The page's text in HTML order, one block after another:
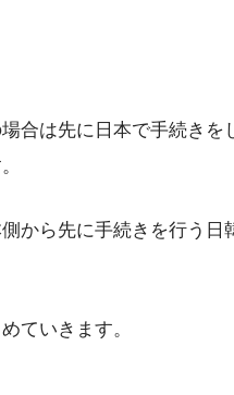
合は先に日本で手続きを
から先に手続きを行う日
ていきます。